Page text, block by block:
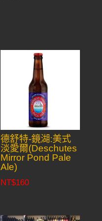
德舒特-鏡湖:美式
淡愛爾(Deschutes
Mirror Pond Pale
Ale)
NT$160